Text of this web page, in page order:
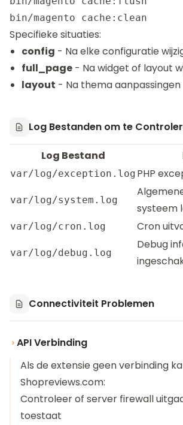
Specifieke situaties:
config - Na elke configuratie
full_page - Na widget of layout
layout - Na thema aanpassingen
Log Bestanden om te
Log Bestand
var/log/exception.log PHP
var/log/system.log
systeem
var/log/cron.log Cron
var/log/debug.log
Debug
Connectiviteit Problemen
API Verbinding
Als de extensie geen verbinding
Shopreviews.com:
Controleer of server firewall
toestaat